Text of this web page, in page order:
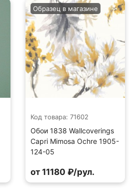
Код товара: 71602
Обои 1838 Wallcoverings
Capri Mimosa Ochre 1905-
124-05
Образец в магазине
от 11180 ₽/рул.